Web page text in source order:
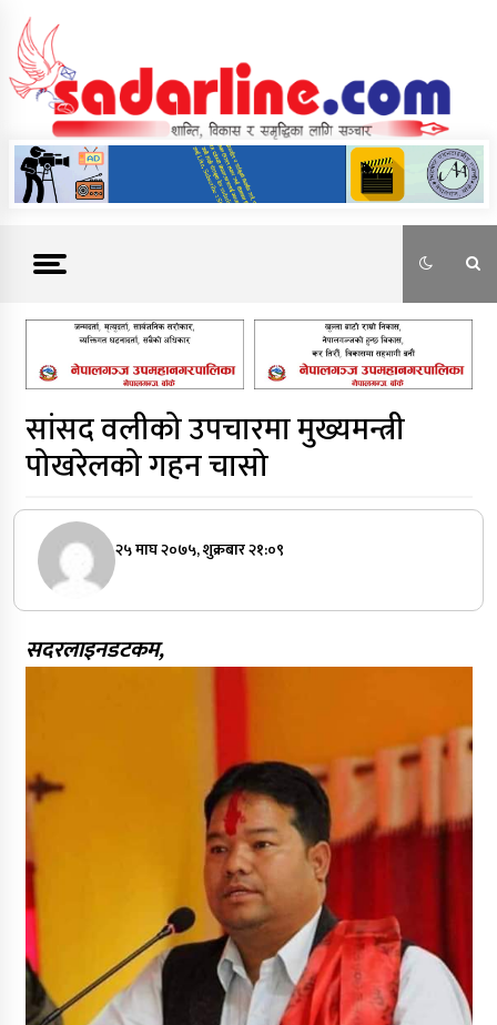
content
News For Nepal
सांसद वलीको उपचारमा मुख्यमन्त्री
पोखरेलको गहन चासो
२५ माघ २०७५, शुक्रबार २१:०९
सदरलाइनडटकम,